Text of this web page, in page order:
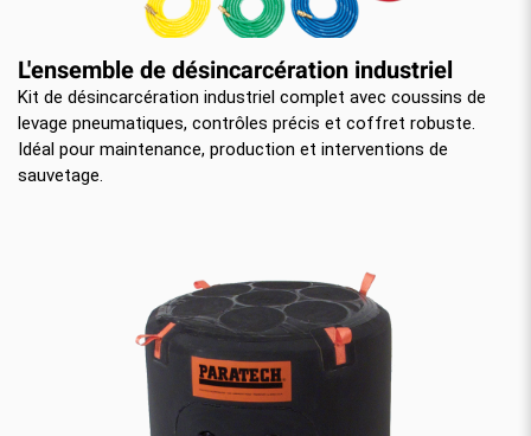
L'ensemble de désincarcération industriel
Kit de désincarcération industriel complet avec coussins de
levage pneumatiques, contrôles précis et coffret robuste.
Idéal pour maintenance, production et interventions de
sauvetage.